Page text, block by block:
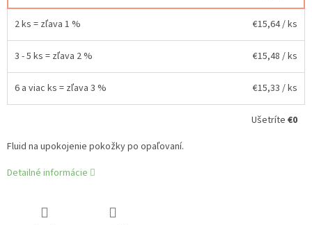
2 ks = zľava 1 % €15,64/ ks
3 - 5 ks = zľava 2 % €15,48 / ks
6 a viac ks = zľava 3 % €15,33 / ks
Ušetríte €0
Fluid na upokojenie pokožky po opaľovaní.
Detailné informácie